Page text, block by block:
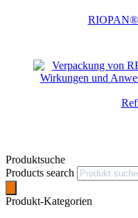
RIOPAN®
Produktsuche
Products search
Produkt-Kategorien